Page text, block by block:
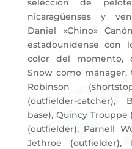
selección de
nicaragüenses y
Daniel «Chino»
estadounidense con
color del momento,
Snow como mánager,
Robinson
(outfielder-catcher),
base), Quincy
(outfielder), Parnell
Jethroe (outfielder),